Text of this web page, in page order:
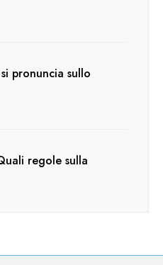
pronuncia sullo
regole sulla